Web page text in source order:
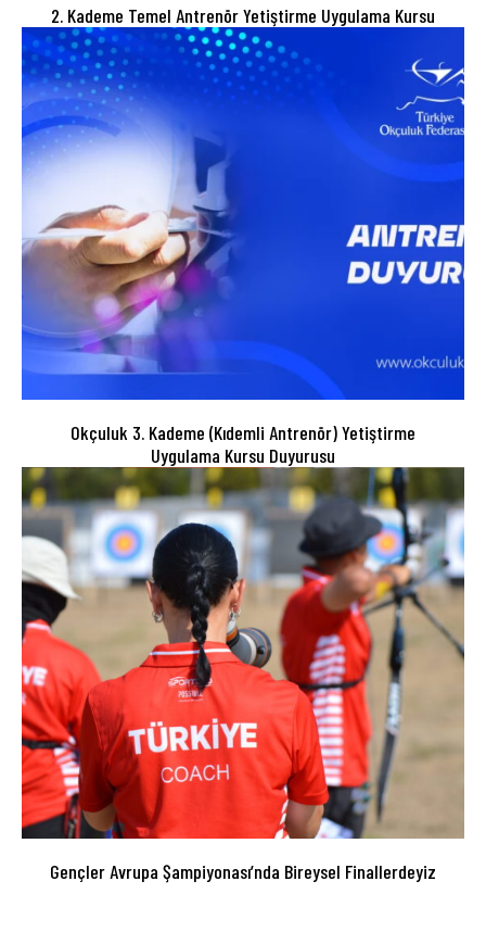
2. Kademe Temel Antrenör Yetiştirme Uygulama Kursu
Okçuluk 3. Kademe (Kıdemli Antrenör) Yetiştirme
Uygulama Kursu Duyurusu
Gençler Avrupa Şampiyonası’nda Bireysel Finallerdeyiz